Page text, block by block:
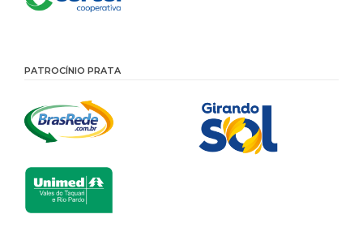
PATROCÍNIO PRATA